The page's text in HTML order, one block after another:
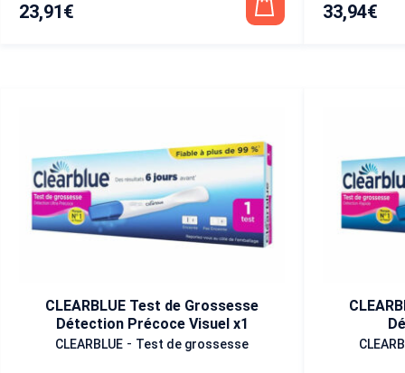
23,91€ 33,94€
CLEARBLUE Test de Grossesse
Détection Précoce Visuel x1
CLEARBLUE - Test de grossesse